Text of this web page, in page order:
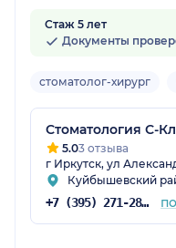
Стаж 5 лет
Документы
стоматолог-хирург
Стоматология С-
5.03 отзыва
г Иркутск, ул
Куйбышевский
+7 (395) 271-28-80